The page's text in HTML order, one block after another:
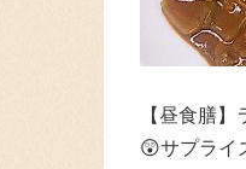
【昼食膳】
😲サプライ